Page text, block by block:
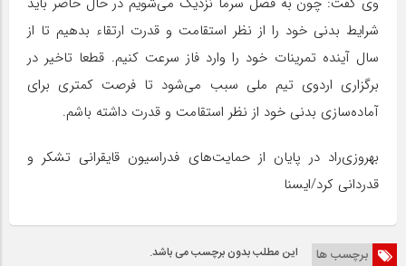
شرایط بدنی خود را از نظر استقامت و قدرت ارتقاء بدهیم تا از
سال آینده تمرینات خود را وارد فاز سرعت کنیم. قطعا تاخیر در
برگزاری اردوی تیم ملی سبب می‌شود تا فرصت کمتری برای
آماده‌سازی بدنی خود از نظر استقامت و قدرت داشته باشم.
بهروزی‌راد در پایان از حمایت‌های فدراسیون قایقرانی تشکر و
قدردانی کرد/ایسنا
برچسب ها این مطلب بدون برچسب می باشد.